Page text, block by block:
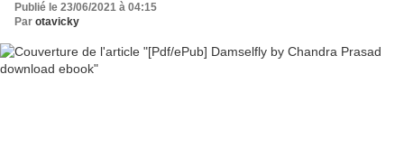
Publié le 23/06/2021 à 04:15
Par otavicky